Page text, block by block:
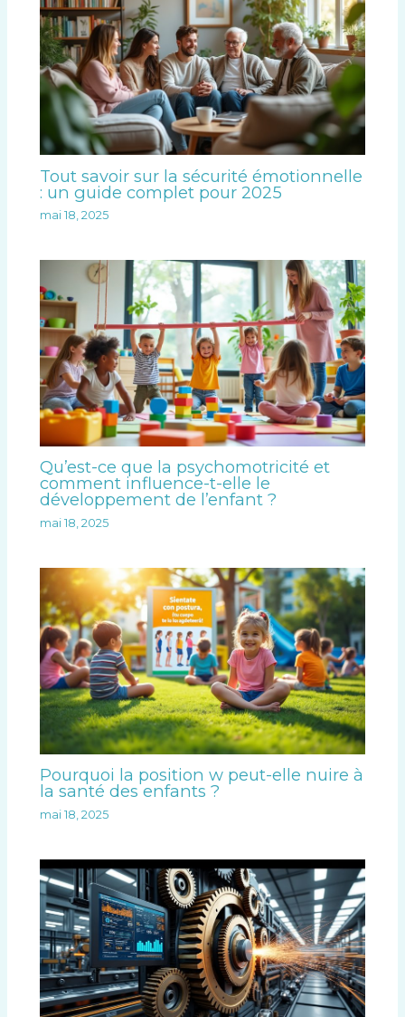
Tout savoir sur la sécurité émotionnelle
: un guide complet pour 2025
mai 18, 2025
Qu’est-ce que la psychomotricité et
comment influence-t-elle le
développement de l’enfant ?
mai 18, 2025
Pourquoi la position w peut-elle nuire à
la santé des enfants ?
mai 18, 2025